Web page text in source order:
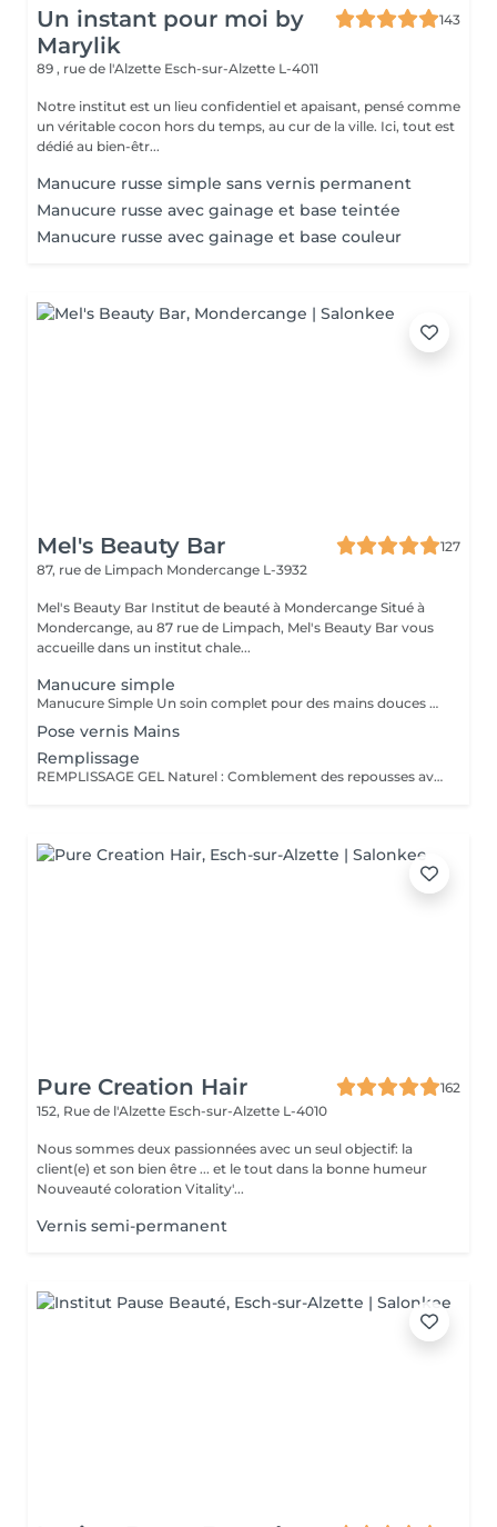
Un instant pour moi by
Marylik
143
89 , rue de l'Alzette Esch-sur-Alzette L-4011
Notre institut est un lieu confidentiel et apaisant, pensé comme
un véritable cocon hors du temps, au cur de la ville. Ici, tout est
dédié au bien-êtr...
Manucure russe simple sans vernis permanent
Manucure russe avec gainage et base teintée
Manucure russe avec gainage et base couleur
Mel's Beauty Bar
127
87, rue de Limpach Mondercange L-3932
Mel's Beauty Bar Institut de beauté à Mondercange Situé à
Mondercange, au 87 rue de Limpach, Mel's Beauty Bar vous
accueille dans un institut chale...
Manucure simple
Manucure Simple Un soin complet pour des mains douces et soignées : Bain des mains aux produits nourrissants Coupe et limage des ongles Travail des cuticules Polissage de l'ongle naturel Masque hydratant Application d'huile nourrissante Petit massage relaxant des mains Idéal pour retrouver des mains nettes, douces et rafraîchies. Pose vernis c'est un supplément
Pose vernis Mains
Remplissage
REMPLISSAGE GEL Naturel : Comblement des repousses avec un rendu neutre. French : Remplissage avec effet french manucure. Couleur : Remplissage avec pose d'une couleur au choix. Baby-Boomer : Remplissage avec dégradé blanc/rosé. Supplément chrome : Effet miroir métallique tendance. Supplément déco : Décorations personnalisées, de 1 à 10 €. Dépose + soin : Retrait professionnel du gel + soin des ongles.
Pure Creation Hair
162
152, Rue de l'Alzette Esch-sur-Alzette L-4010
Nous sommes deux passionnées avec un seul objectif: la
client(e) et son bien être ... et le tout dans la bonne humeur
Nouveauté coloration Vitality'...
Vernis semi-permanent